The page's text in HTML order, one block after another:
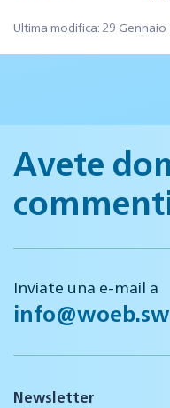
Ultima modifica: 29 Gennaio
Avete
Inviate una e-mail a
Newsletter